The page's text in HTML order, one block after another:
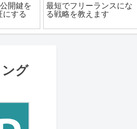
クポイ
ジョン下
CKEditorでカスタムボタ
ンを追加する
グ